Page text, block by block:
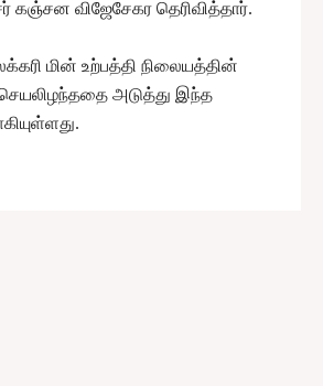
கஞ்சன விஜேசேகர தெரிவித்தார்.
மின் உற்பத்தி நிலையத்தின்
செயலிழந்ததை அடுத்து இந்த